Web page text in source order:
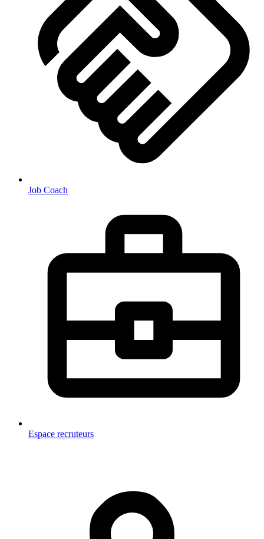
Job Coach
Espace recruteurs